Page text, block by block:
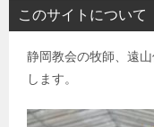
このサイトについて
静岡教会の牧師、遠
します。